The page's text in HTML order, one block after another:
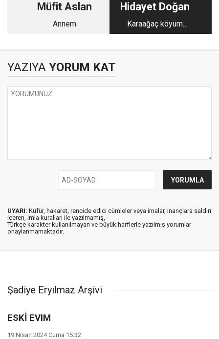
Müfit Aslan
Annem
Hidayet Doğan
Karaağaç köyüm
yadıma düştü
YAZIYA YORUM KAT
UYARI: Küfür, hakaret, rencide edici cümleler veya imalar, inançlara saldırı
içeren, imla kuralları ile yazılmamış,
Türkçe karakter kullanılmayan ve büyük harflerle yazılmış yorumlar
onaylanmamaktadır.
Şadiye Eryılmaz Arşivi
ESKİ EVIM
19 Nisan 2024 Cuma 15:32